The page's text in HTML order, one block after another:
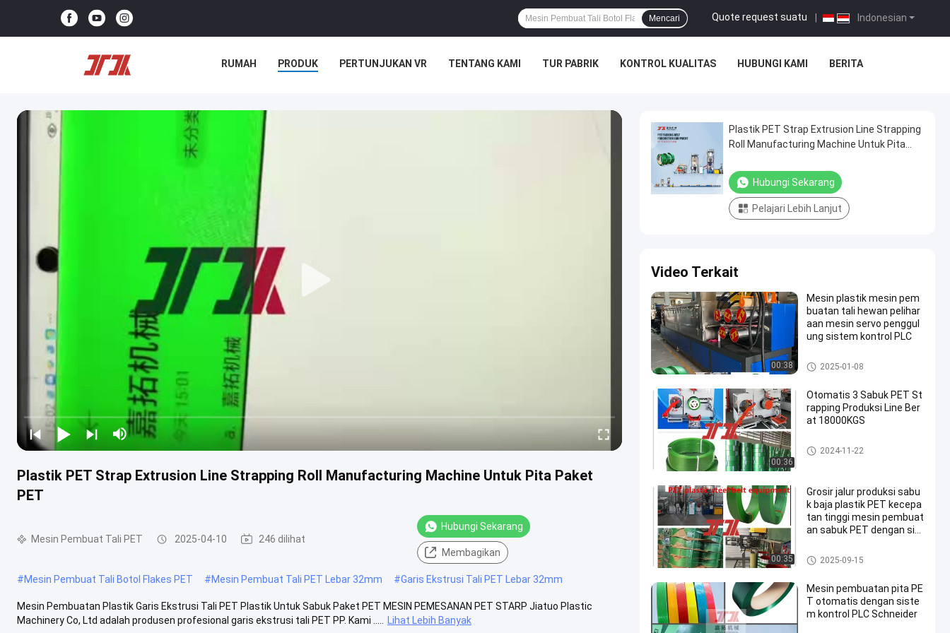
Indonesian
Quote request suatu
Mencari
RUMAH PRODUK PERTUNJUKAN VR TENTANG KAMI TUR PABRIK KONTROL KUALITAS HUBUNGI KAMI BERITA
Plastik PET Strap Extrusion Line Strapping Roll Manufacturing Machine Untuk Pita Paket
PET
Mesin Pembuat Tali PET 2025-04-10 246 dilihat
Hubungi Sekarang
Membagikan
#Mesin Pembuat Tali Botol Flakes PET #Mesin Pembuat Tali PET Lebar 32mm #Garis Ekstrusi Tali PET Lebar 32mm
Mesin Pembuatan Plastik Garis Ekstrusi Tali PET Plastik Untuk Sabuk Paket PET MESIN PEMESANAN PET STARP Jiatuo Plastic
Machinery Co, Ltd adalah produsen profesional garis ekstrusi tali PET PP. Kami .....
Lihat Lebih Banyak
Plastik PET Strap Extrusion Line Strapping
Roll Manufacturing Machine Untuk Pita
Hubungi Sekarang
Pelajari Lebih Lanjut
Video Terkait
00:38
Mesin plastik mesin pem
buatan tali hewan pelihar
aan mesin servo penggul
ung sistem kontrol PLC
Mesin Pembuat Tali PET
2025-01-08
00:36
Otomatis 3 Sabuk PET St
rapping Produksi Line Ber
at 18000KGS
Mesin Pembuat Tali PET
2024-11-22
00:35
Grosir jalur produksi sabu
k baja plastik PET kecepa
tan tinggi mesin pembuat
an sabuk PET dengan sis
pengeringan
Mesin Pembuat Tali PET
2025-09-15
Mesin pembuatan pita PE
T otomatis dengan siste
m kontrol PLC Schneider